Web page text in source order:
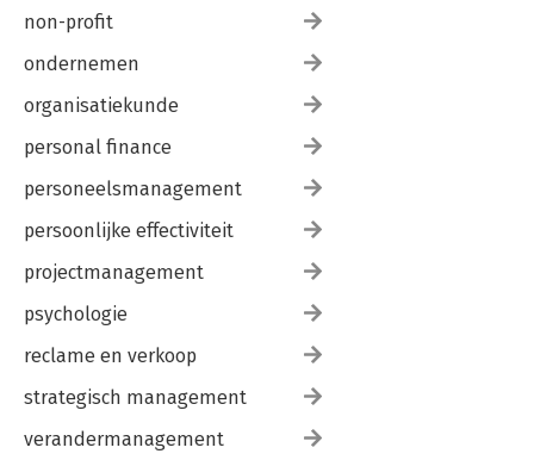
non-profit
ondernemen
organisatiekunde
personal finance
personeelsmanagement
persoonlijke effectiviteit
projectmanagement
psychologie
reclame en verkoop
strategisch management
verandermanagement